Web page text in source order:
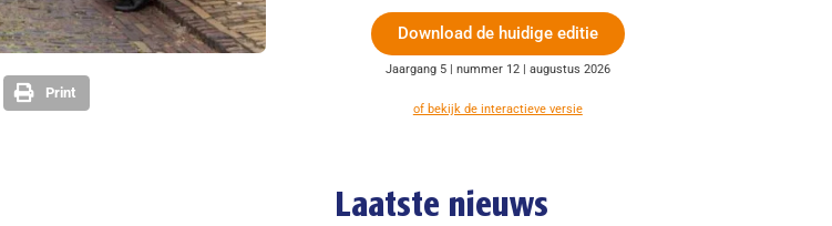
Print
Download de huidige editie
Jaargang 5 | nummer 12 | augustus 2026
of bekijk de interactieve versie
Laatste nieuws